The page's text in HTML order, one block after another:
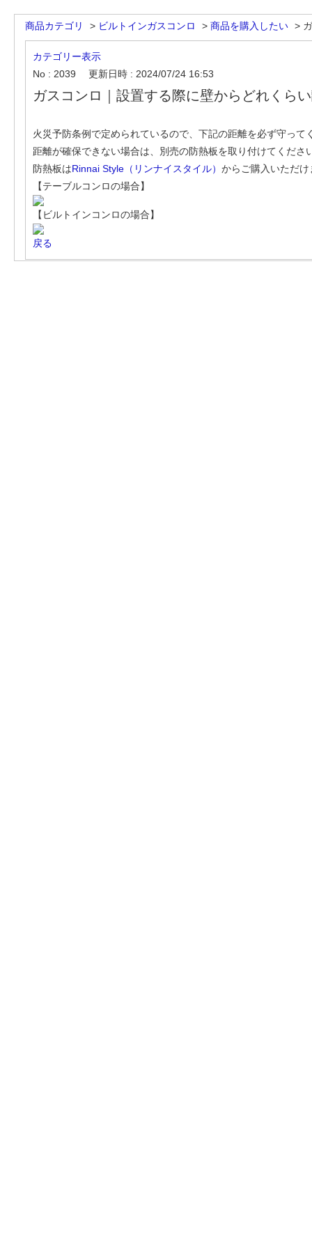
商品カテゴリ > ビルトインガスコンロ > 商品を購入したい >
カテゴリー表示
No : 2039
更新日時 : 2024/07/24 16:53
ガスコンロ｜設置する際に壁からどれくら
火災予防条例で定められているので、下記の距離を必ず守っ
距離が確保できない場合は、別売の防熱板を取り付けてくださ
防熱板はRinnai Style（リンナイスタイル） からご購入いただけ
【テーブルコンロの場合】
【ビルトインコンロの場合】
戻る